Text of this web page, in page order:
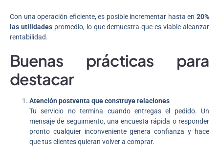
Con una operación eficiente, es posible incrementar hasta en 20%
las utilidadespromedio, lo que demuestra que es viable alcanzar
rentabilidad.
Buenas prácticas para
destacar
Atención postventa que construye relaciones
Tu servicio no termina cuando entregas el pedido. Un
mensaje de seguimiento, una encuesta rápida o responder
pronto cualquier inconveniente genera confianza y hace
que tus clientes quieran volver a comprar.